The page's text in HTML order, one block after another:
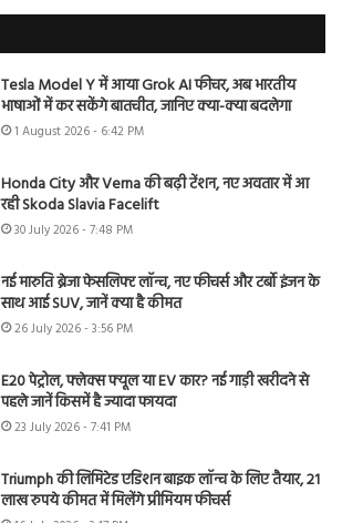
Tesla Model Y में आया Grok AI फीचर, अब भारतीय
भाषाओं में कर सकेंगे बातचीत, जानिए क्या-क्या बदलेगा
1 August 2026 - 6:42 PM
Honda City और Verna की बढ़ी टेंशन, नए अवतार में आ
रही Skoda Slavia Facelift
30 July 2026 - 7:48 PM
नई मारुति ब्रेजा फेसलिफ्ट लॉन्च, नए फीचर्स और टर्बो इंजन के
साथ आई SUV, जानें क्या है कीमत
26 July 2026 - 3:56 PM
E20 पेट्रोल, फ्लेक्स फ्यूल या EV कार? नई गाड़ी खरीदने से
पहले जानें किसमें है ज्यादा फायदा
23 July 2026 - 7:41 PM
Triumph की लिमिटेड एडिशन बाइक लॉन्च के लिए तैयार, 21
लाख रुपये कीमत में मिलेंगे प्रीमियम फीचर्स